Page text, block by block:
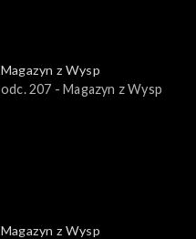
Magazyn z Wysp
odc. 207 - Magazyn z Wysp
Magazyn z Wysp